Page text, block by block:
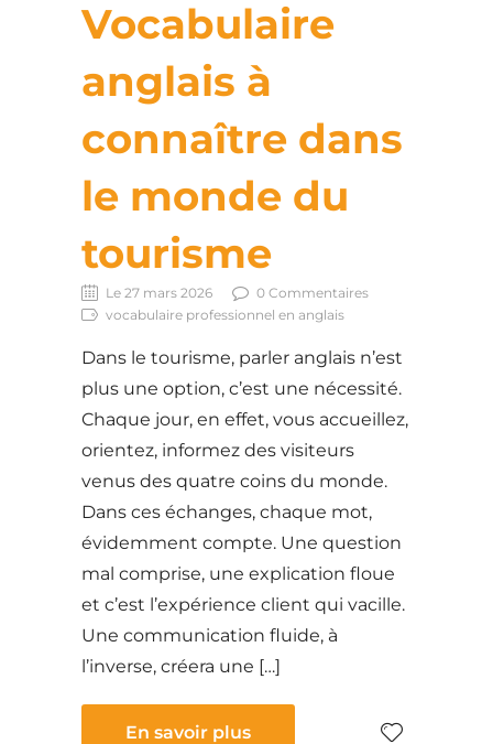
Vocabulaire
anglais à
connaître dans
le monde du
tourisme
Le 27 mars 2026
0 Commentaires
vocabulaire professionnel en anglais
Dans le tourisme, parler anglais n’est
plus une option, c’est une nécessité.
Chaque jour, en effet, vous accueillez,
orientez, informez des visiteurs
venus des quatre coins du monde.
Dans ces échanges, chaque mot,
évidemment compte. Une question
mal comprise, une explication floue
et c’est l’expérience client qui vacille.
Une communication fluide, à
l’inverse, créera une […]
En savoir plus